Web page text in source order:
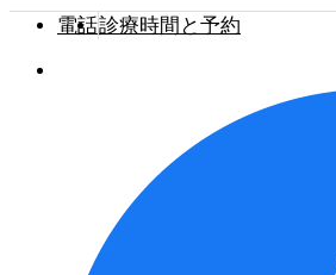
電話診療時間と予約